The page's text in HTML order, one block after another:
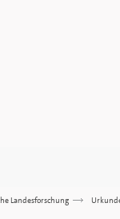
Landesforschung >>>